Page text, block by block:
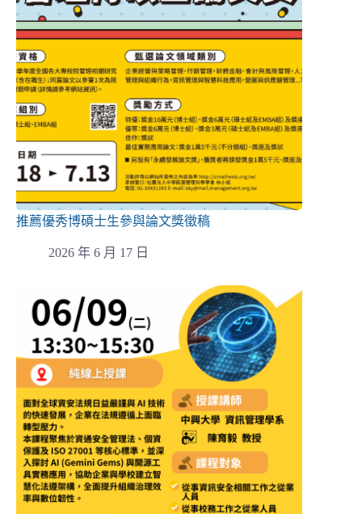
推薦優秀博碩士生參與論文獎徵稿
2026 年 6 月 17 日